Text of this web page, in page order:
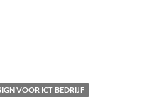
VOOR ICT BEDRIJF